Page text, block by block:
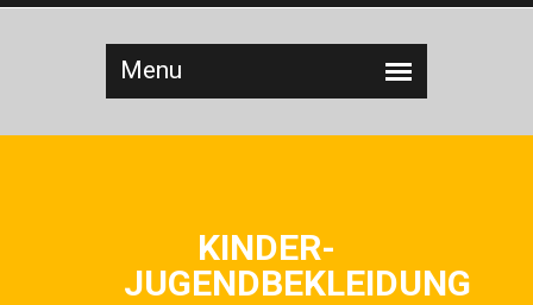
KINDER-
JUGENDBEKLEIDUNG